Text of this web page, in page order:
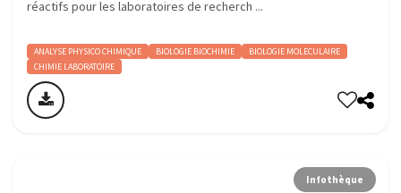
réactifs pour les laboratoires de recherch ...
ANALYSE PHYSICO CHIMIQUE BIOLOGIE BIOCHIMIE
BIOLOGIE MOLECULAIRE
CHIMIE LABORATOIRE
Infothèque